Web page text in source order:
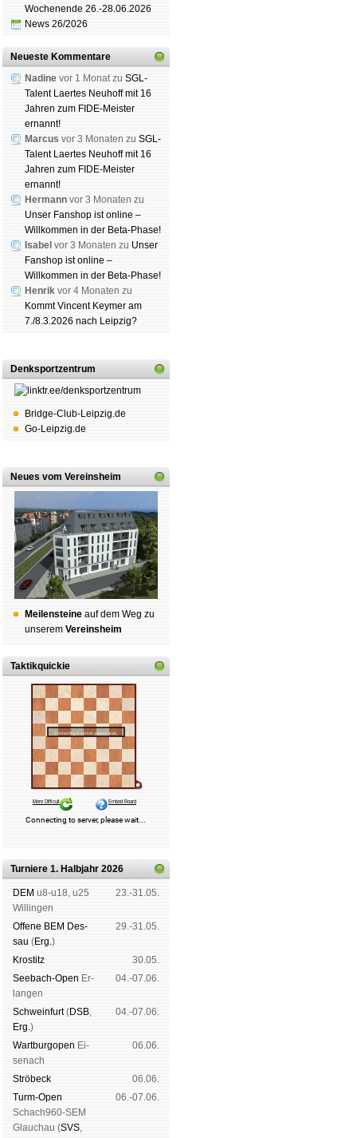
Wochenende 26.-28.06.2026
News 26/2026
Neueste Kommentare
Nadine vor 1 Monat zu SGL-
Talent Laertes Neuhoff mit 16
Jahren zum FIDE-Meister
ernannt!
Marcus vor 3 Monaten zu SGL-
Talent Laertes Neuhoff mit 16
Jahren zum FIDE-Meister
ernannt!
Hermann vor 3 Monaten zu
Unser Fanshop ist online –
Willkommen in der Beta-Phase!
Isabel vor 3 Monaten zu Unser
Fanshop ist online –
Willkommen in der Beta-Phase!
Henrik vor 4 Monaten zu
Kommt Vincent Keymer am
7./8.3.2026 nach Leipzig?
Denksportzentrum
Bridge-Club-Leipzig.de
Go-Leipzig.de
Neues vom Vereinsheim
Mei­len­stei­ne auf dem Weg zu
un­se­rem Ver­eins­heim
Taktikquickie
Turniere 1. Halbjahr 2026
DEM u8-u18, u25
Wil­lin­gen
23.-31.05.
Offene BEM Des­
sau (Erg.)
29.-31.05.
Kros­titz
30.05.
See­bach-Open Er­
lan­gen
04.-07.06.
Schwein­furt(DSB,
Erg.)
04.-07.06.
Wart­burg­open Ei­
se­nach
06.06.
Strö­beck
06.06.
Turm-Open
Schach960-SEM
Glau­chau (SVS,
06.-07.06.